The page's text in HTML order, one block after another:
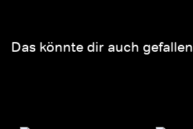
Das könnte dir auch gefallen